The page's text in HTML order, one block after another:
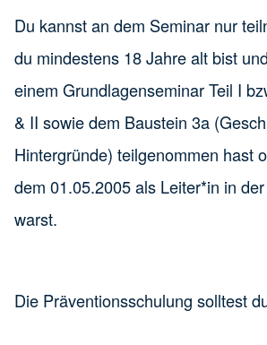
Du kannst an dem Seminar nur
du mindestens 18 Jahre alt bist
einem Grundlagenseminar Teil I
& II sowie dem Baustein 3a
Hintergründe) teilgenommen hast
dem 01.05.2005 als Leiter*in in
warst.
Die Präventionsschulung solltest